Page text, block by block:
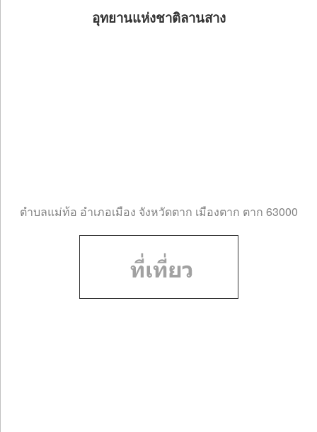
อุทยานแห่งชาติลานสาง
ตำบลแม่ท้อ อำเภอเมือง จังหวัดตาก เมืองตาก ตาก 63000